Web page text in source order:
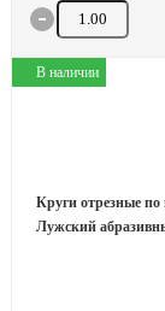
Количество
В наличии
Круги отрезные по
Лужский